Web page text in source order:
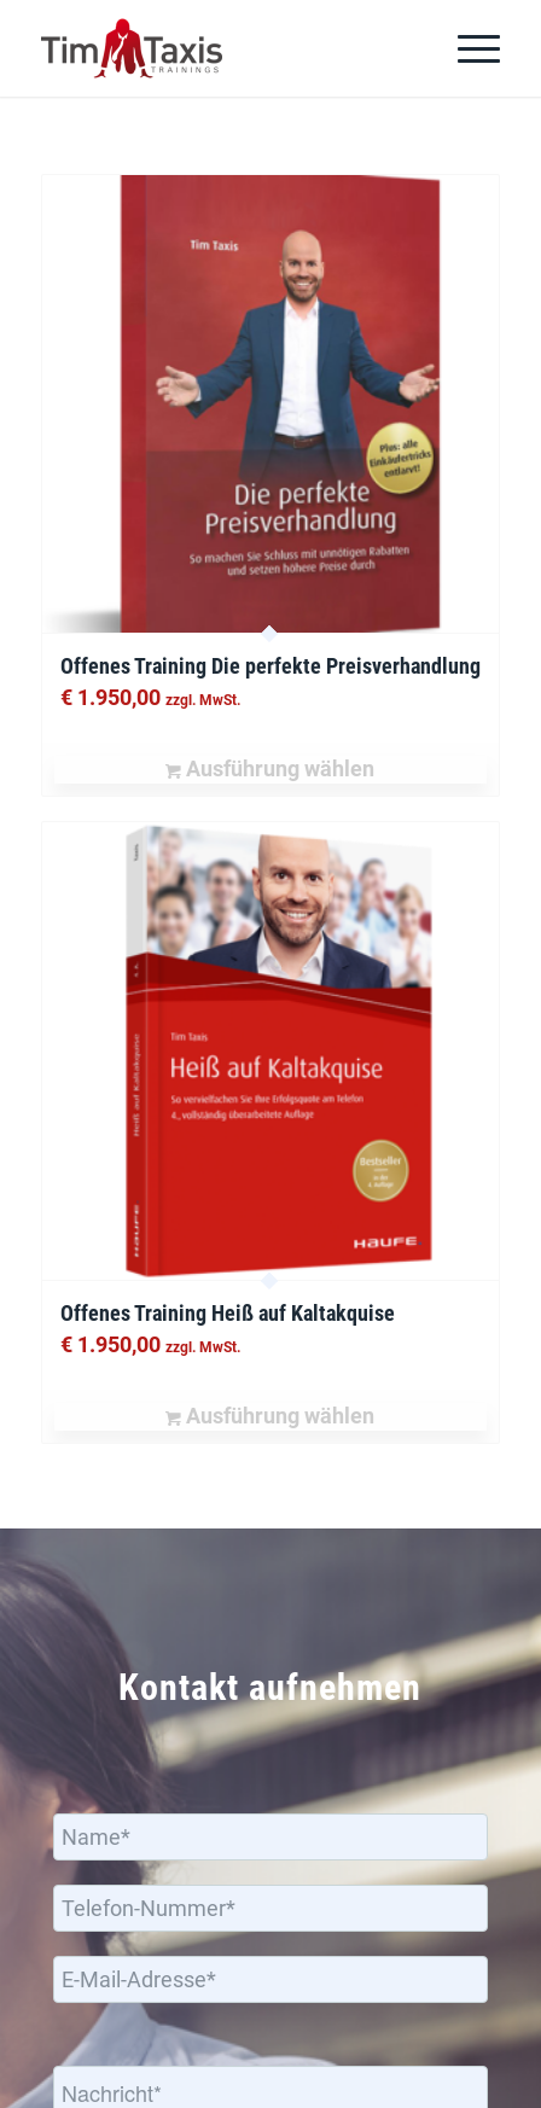
Offenes Training Die perfekte Preisverhandlung
€1.950,00 zzgl. MwSt.
Ausführung wählen
Offenes Training Heiß auf Kaltakquise
€1.950,00 zzgl. MwSt.
Ausführung wählen
Kontakt aufnehmen
Bitte lassen Sie dieses Feld leer.